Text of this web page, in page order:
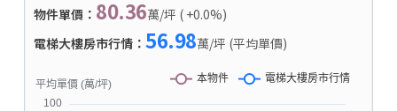
物件單價： 80.36萬/坪 ( +0.0%)
電梯大樓房市行情： 56.98萬/坪 (平均單價)